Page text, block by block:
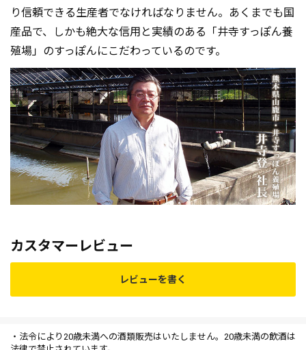
り信頼できる生産者でなければなりません。あくまでも国
産品で、しかも絶大な信用と実績のある「井寺すっぽん養
殖場」のすっぽんにこだわっているのです。
カスタマーレビュー
レビューを書く
・法令により20歳未満への酒類販売はいたしません。20歳未満の飲酒は